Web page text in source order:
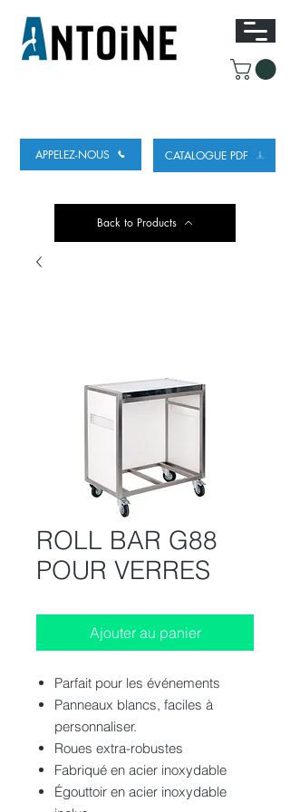
APPELEZ-NOUS CATALOGUE PDF
Back to Products
ROLL BAR G88
POUR VERRES
Ajouter au panier
Parfait pour les événements
Panneaux blancs, faciles à
personnaliser.
Roues extra-robustes
Fabriqué en acier inoxydable
Égouttoir en acier inoxydable